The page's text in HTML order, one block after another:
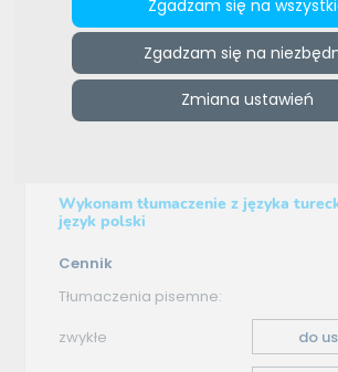
Zgadzam się na
Zgadzam się na
Zmiana ustawień
>Biuro Tłumaczeń WELT>
tłumaczenia - turecki–polski
Oferta
Wykonam tłumaczenie z języka
język polski
Cennik
Tłumaczenia pisemne:
zwykłe
do